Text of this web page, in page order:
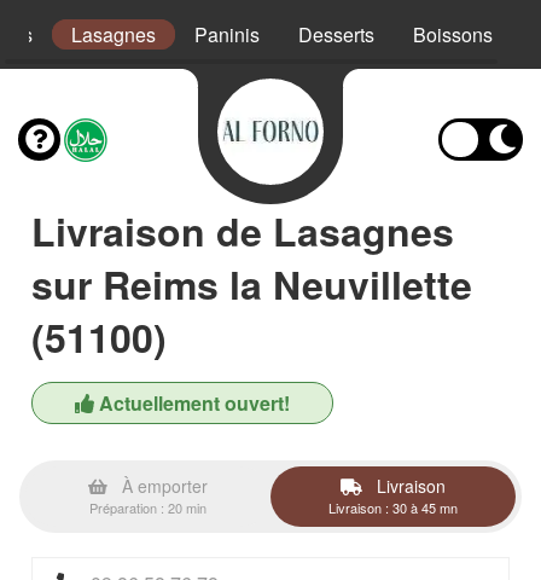
Lasagnes Paninis Desserts Boissons
Livraison de Lasagnes
sur Reims la Neuvillette
(51100)
Actuellement ouvert!
À emporter
Préparation : 20 min
Livraison
Livraison : 30 à 45 mn